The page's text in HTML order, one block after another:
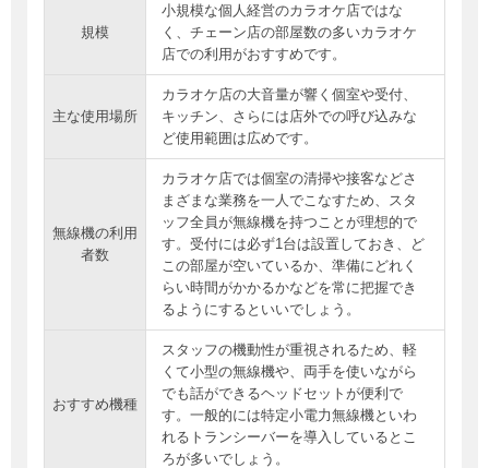
規模
小規模な個人経営のカラオケ店ではな
く、チェーン店の部屋数の多いカラオケ
店での利用がおすすめです。
主な使用場所
カラオケ店の大音量が響く個室や受付、
キッチン、さらには店外での呼び込みな
ど使用範囲は広めです。
無線機の利用
者数
カラオケ店では個室の清掃や接客などさ
まざまな業務を一人でこなすため、スタ
ッフ全員が無線機を持つことが理想的で
す。受付には必ず1台は設置しておき、ど
この部屋が空いているか、準備にどれく
らい時間がかかるかなどを常に把握でき
るようにするといいでしょう。
おすすめ機種
スタッフの機動性が重視されるため、軽
くて小型の無線機や、両手を使いながら
でも話ができるヘッドセットが便利で
す。一般的には特定小電力無線機といわ
れるトランシーバーを導入しているとこ
ろが多いでしょう。